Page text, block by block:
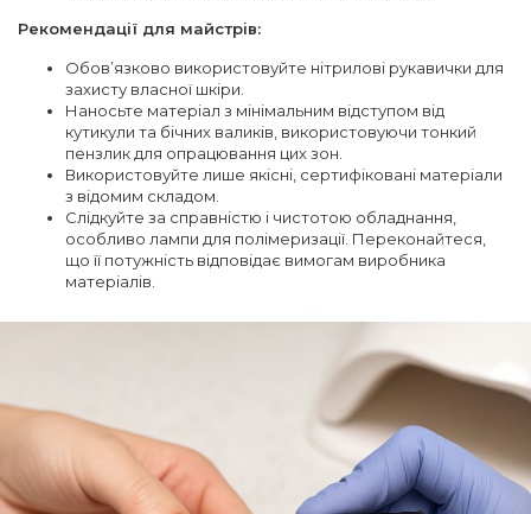
Рекомендації для майстрів:
Обов’язково використовуйте нітрилові рукавички для
захисту власної шкіри.
Наносьте матеріал з мінімальним відступом від
кутикули та бічних валиків, використовуючи тонкий
пензлик для опрацювання цих зон.
Використовуйте лише якісні, сертифіковані матеріали
з відомим складом.
Слідкуйте за справністю і чистотою обладнання,
особливо лампи для полімеризації. Переконайтеся,
що її потужність відповідає вимогам виробника
матеріалів.